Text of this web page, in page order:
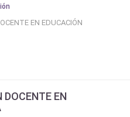
EN EDUCACIÓN
DOCENTE EN